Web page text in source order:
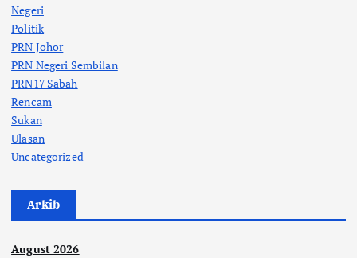
Negeri
Politik
PRN Johor
PRN Negeri Sembilan
PRN17 Sabah
Rencam
Sukan
Ulasan
Uncategorized
Arkib
August 2026